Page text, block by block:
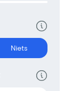
Niets